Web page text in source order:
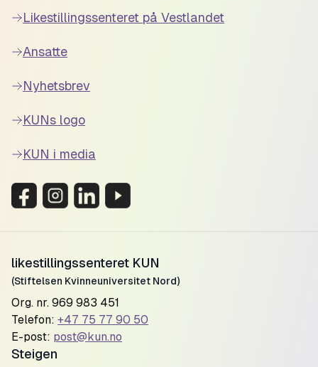
Likestillingssenteret på Vestlandet
Ansatte
Nyhetsbrev
KUNs logo
KUN i media
likestillingssenteret KUN
(Stiftelsen Kvinneuniversitet Nord)
Org. nr. 969 983 451
Telefon: +47 75 77 90 50
E-post: post@kun.no
Steigen